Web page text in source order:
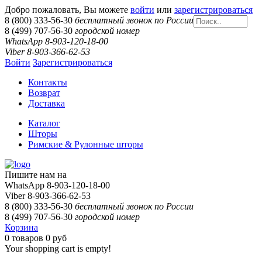
Добро пожаловать, Вы можете войти или зарегистрироваться
8 (800) 333-56-30 бесплатный звонок по России
8 (499) 707-56-30 городской номер
WhatsApp 8-903-120-18-00
Viber 8-903-366-62-53
Войти Зарегистрироваться
Контакты
Возврат
Доставка
Каталог
Шторы
Римские & Рулонные шторы
Пишите нам на
WhatsApp 8-903-120-18-00
Viber 8-903-366-62-53
8 (800) 333-56-30 бесплатный звонок по России
8 (499) 707-56-30 городской номер
Корзина
0 товаров 0 руб
Your shopping cart is empty!